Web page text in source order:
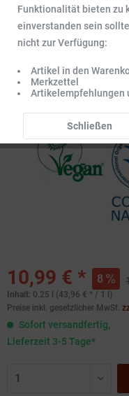
10,99 € * 8
Inhalt: 0.25 l (43,96 € * / 1 l)
Preise inkl. gesetzlicher MwSt.
Sofort versandfertig,
Lieferzeit 3-5 Tage*
Funktionalität bieten zu
einverstanden sein
nicht zur Verfügung:
Artikel in den
Merkzettel
Artikelempfehlungen
Schließen